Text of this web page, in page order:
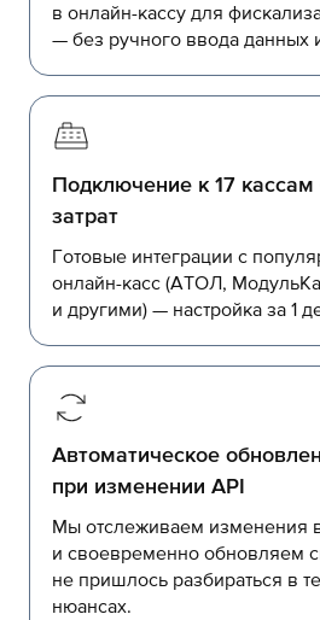
в онлайн-кассу для
— без ручного ввода данных
Подключение к 17
затрат
Готовые интеграции с
онлайн-касс (АТОЛ,
и другими) — настройка за 1
Автоматическое
при изменении API
Мы отслеживаем изменения
и своевременно обновляем
не пришлось разбираться в
нюансах.